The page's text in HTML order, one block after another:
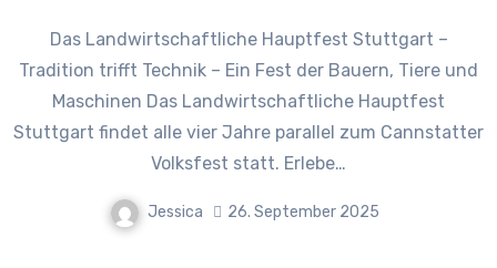
Das Landwirtschaftliche Hauptfest Stuttgart –
Tradition trifft Technik – Ein Fest der Bauern, Tiere und
Maschinen Das Landwirtschaftliche Hauptfest
Stuttgart findet alle vier Jahre parallel zum Cannstatter
Volksfest statt. Erlebe…
Jessica 26. September 2025